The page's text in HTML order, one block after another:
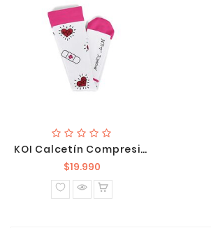
KOI Calcetín Compresión Pack X 2 BA179-LNC
$19.990Precio
normal